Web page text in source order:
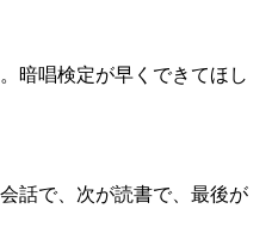
暗唱検定が早くできてほし
話で、次が読書で、最後が